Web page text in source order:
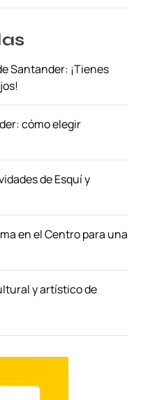
Santander: ¡Tienes
cómo elegir
de Esquí y
en el Centro para una
y artístico de